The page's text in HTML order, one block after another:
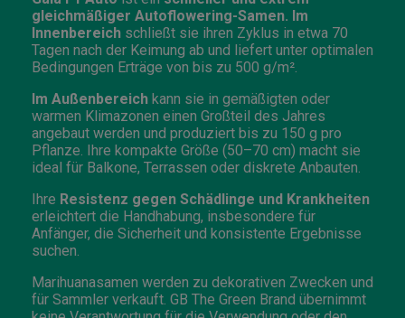
gleichmäßiger Autoflowering-Samen. Im
Innenbereich schließt sie ihren Zyklus in etwa 70
Tagen nach der Keimung ab und liefert unter optimalen
Bedingungen Erträge von bis zu 500 g/m².
Im Außenbereich kann sie in gemäßigten oder
warmen Klimazonen einen Großteil des Jahres
angebaut werden und produziert bis zu 150 g pro
Pflanze. Ihre kompakte Größe (50–70 cm) macht sie
ideal für Balkone, Terrassen oder diskrete Anbauten.
Ihre Resistenz gegen Schädlinge und Krankheiten
erleichtert die Handhabung, insbesondere für
Anfänger, die Sicherheit und konsistente Ergebnisse
suchen.
Marihuanasamen werden zu dekorativen Zwecken und
für Sammler verkauft. GB The Green Brand übernimmt